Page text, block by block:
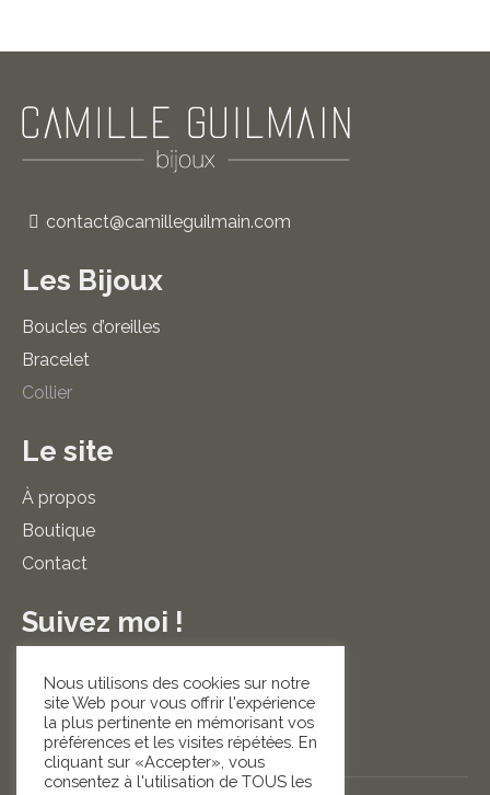
contact@camilleguilmain.com
Les Bijoux
Boucles d’oreilles
Bracelet
Collier
Le site
À propos
Boutique
Contact
Suivez moi !
La
page
La
page
Nous utilisons des cookies sur notre
site Web pour vous offrir l'expérience
la plus pertinente en mémorisant vos
préférences et les visites répétées. En
cliquant sur «Accepter», vous
consentez à l'utilisation de TOUS les